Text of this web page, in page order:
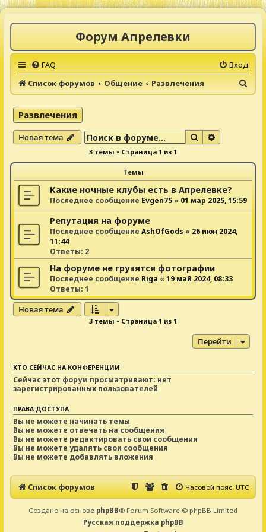
Форум Апрелевки
FAQ
Вход
Список форумов
Общение Развлечения
о
Развлечения
Новая тема Поиск
3 темы • Страница 1 из 1
Темы
Какие ночные клубы есть в Апрелевке?
Последнее сообщение Evgen75 « 01 мар 2025, 15:59
Репутация на форуме
Последнее сообщение AshOfGods « 26 июн 2024,
11:44
Ответы: 2
На форуме не грузятся фотографии
Последнее сообщение Riga «19 май 2024, 08:33
Ответы: 1
Новая тема
3 темы • Страница 1 из 1
Перейти
КТО СЕЙЧАС НА КОНФЕРЕНЦИИ
Сейчас этот форум просматривают: нет
зарегистрированных пользователей
ПРАВА ДОСТУПА
Вы не можете начинать темы
Вы не можете отвечать на сообщения
Вы не можете редактировать свои сообщения
Вы не можете удалять свои сообщения
Вы не можете добавлять вложения
Список форумов Часовой пояс:UTC
Создано на основе phpBB® Forum Software © phpBB Limited
Русская поддержка phpBB